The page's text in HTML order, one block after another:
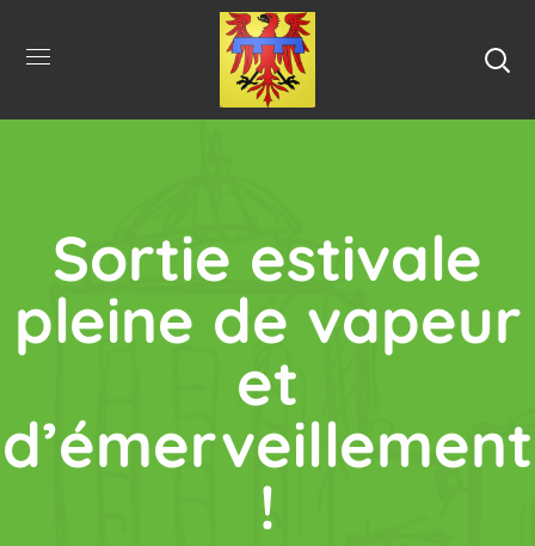
Sortie estivale
pleine de vapeur
et
d’émerveillement
!